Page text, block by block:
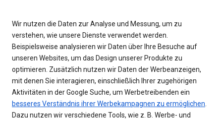
Wir nutzen die Daten zur Analyse und Messung, um zu
verstehen, wie unsere Dienste verwendet werden.
Beispielsweise analysieren wir Daten über Ihre Besuche auf
unseren Websites, um das Design unserer Produkte zu
optimieren. Zusätzlich nutzen wir Daten der Werbeanzeigen,
mit denen Sie interagieren, einschließlich Ihrer zugehörigen
Aktivitäten in der Google Suche, um Werbetreibenden ein
besseres Verständnis ihrer Werbekampagnen zu ermöglichen.
Dazu nutzen wir verschiedene Tools, wie z. B. Werbe- und